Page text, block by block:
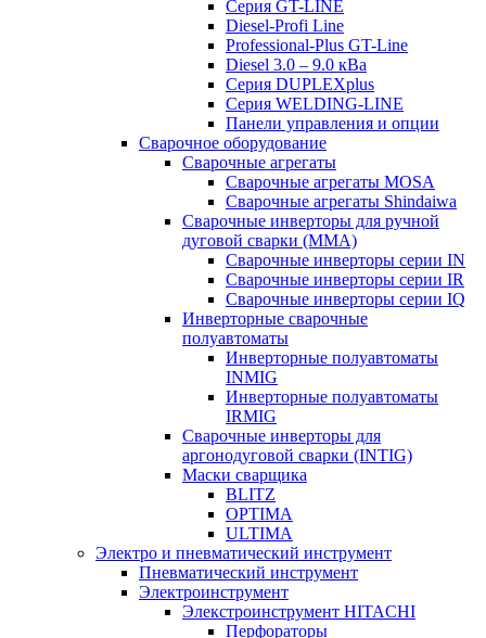
Серия GT-LINE
Diesel-Profi Line
Professional-Plus GT-Line
Diesel 3.0 – 9.0 кВа
Серия DUPLEXplus
Серия WELDING-LINE
Панели управления и опции
Сварочное оборудование
Сварочные агрегаты
Сварочные агрегаты MOSA
Сварочные агрегаты Shindaiwa
Сварочные инверторы для ручной
дуговой сварки (MMA)
Сварочные инверторы серии IN
Сварочные инверторы серии IR
Сварочные инверторы серии IQ
Инверторные сварочные
полуавтоматы
Инверторные полуавтоматы
INMIG
Инверторные полуавтоматы
IRMIG
Сварочные инверторы для
аргонодуговой сварки (INTIG)
Маски сварщика
BLITZ
OPTIMA
ULTIMA
Электро и пневматический инструмент
Пневматический инструмент
Электроинструмент
Элекстроинструмент HITACHI
Перфораторы